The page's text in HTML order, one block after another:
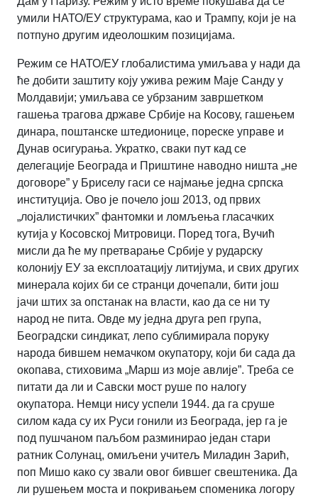
умили НАТО/ЕУ структурама, као и Трампу, који је на
потпуно другим идеолошким позицијама.
Режим се НАТО/ЕУ глобалистима умиљава у нади да
ће добити заштиту коју ужива режим Маје Санду у
Молдавији; умиљава се убрзаним завршетком
гашења трагова државе Србије на Косову, гашењем
динара, поштанске штедионице, пореске управе и
Дунав осигурања. Укратко, сваки пут кад се
делегације Београда и Приштине наводно ништа „не
договоре” у Бриселу гаси се најмање једна српска
институција. Ово је почело још 2013, од првих
„лојалистичких” фантомки и ломљења гласачких
кутија у Косовској Митровици. Поред тога, Вучић
мисли да ће му претварање Србије у рударску
колонију ЕУ за експлоатацију литијума, и свих других
минерала којих би се странци дочепали, бити још
јачи штих за опстанак на власти, као да се ни ту
народ не пита. Овде му једна друга реп група,
Београдски синдикат, лепо сублимирала поруку
народа бившем немачком окупатору, који би сада да
окопава, стиховима „Марш из моје авлије”. Треба се
питати да ли и Савски мост руше по налогу
окупатора. Немци нису успели 1944. да га сруше
силом када су их Руси гонили из Београда, јер га је
под пушчаном паљбом разминирао један стари
ратник Солунац, омиљени учитељ Миладин Зарић,
поп Мишо како су звали овог бившег свештеника. Да
ли рушењем моста и покривањем споменика логору